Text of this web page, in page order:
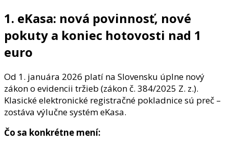
1. eKasa: nová povinnosť, nové
pokuty a koniec hotovosti nad 1
euro
Od 1. januára 2026 platí na Slovensku úplne nový
zákon o evidencii tržieb (zákon č. 384/2025 Z. z.).
Klasické elektronické registračné pokladnice sú preč –
zostáva výlučne systém eKasa.
Čo sa konkrétne mení: